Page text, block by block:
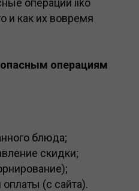
операции iiko
и как их вовремя
операциям
блюда;
скидки;
(с сайта).